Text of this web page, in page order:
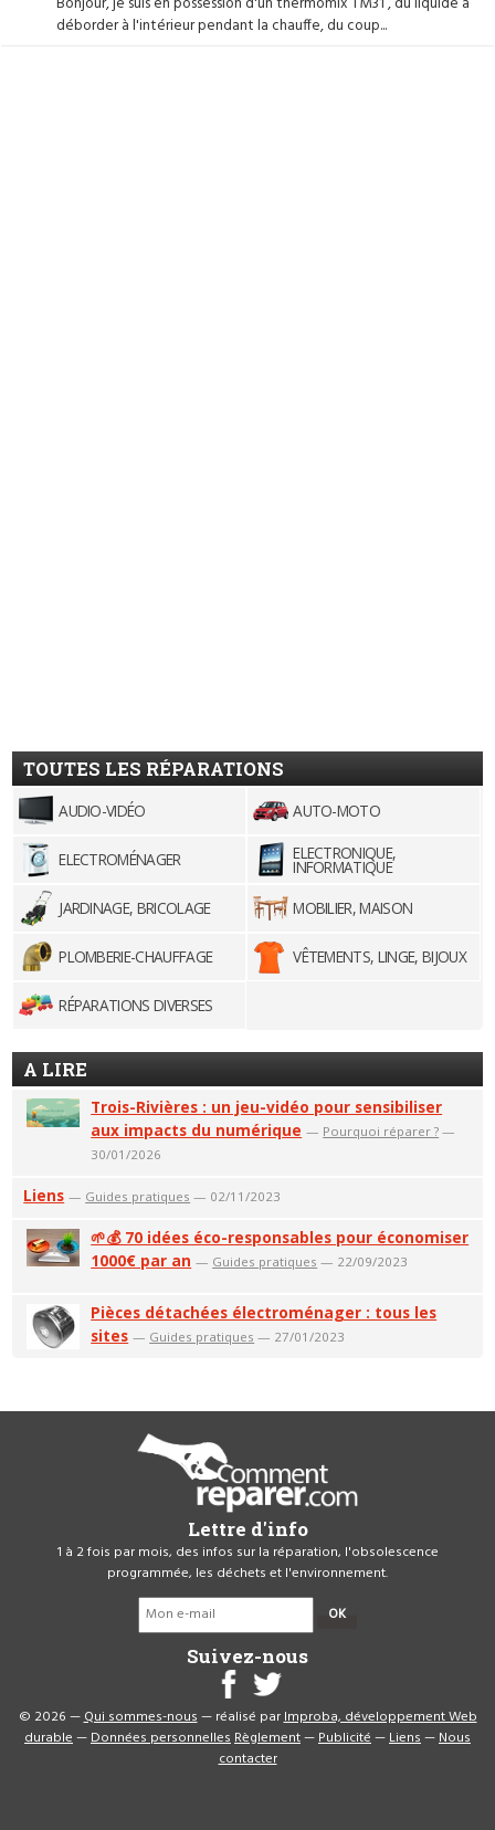
déborder à l'intérieur pendant la chauffe, du coup...
TOUTES LES RÉPARATIONS
AUDIO-VIDÉO AUTO-MOTO
ELECTROMÉNAGER ELECTRONIQUE,
INFORMATIQUE
JARDINAGE, BRICOLAGE
MOBILIER, MAISON
PLOMBERIE-CHAUFFAGE VÊTEMENTS, LINGE, BIJOUX
RÉPARATIONS DIVERSES
A LIRE
Trois-Rivières : un jeu-vidéo pour sensibiliser
aux impacts du numérique — Pourquoi réparer ? —
30/01/2026
Liens — Guides pratiques — 02/11/2023
🌱💰 70 idées éco-responsables pour économiser
1000€ par an — Guides pratiques — 22/09/2023
Pièces détachées électroménager : tous les
sites — Guides pratiques — 27/01/2023
Lettre d'info
1 à 2 fois par mois, des infos sur la réparation, l'obsolescence
programmée, les déchets et l'environnement.
OK
Suivez-nous
© 2026 —Qui sommes-nous— réalisé parImproba, développement Web
durable—Données personnellesRèglement—Publicité—Liens—Nous
contacter